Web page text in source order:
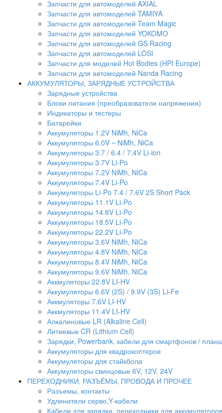
Запчасти для автомоделей AXIAL
Запчасти для автомоделей TAMIYA
Запчасти для автомоделей Team Magic
Запчасти для автомоделей YOKOMO
Запчасти для автомоделей GS Racing
Запчасти для автомоделей LOSI
Запчасти для моделей Hot Bodies (HPI Europe)
Запчасти для автомоделей Nanda Racing
АККУМУЛЯТОРЫ, ЗАРЯДНЫЕ УСТРОЙСТВА
Зарядные устройства
Блоки питания (преобразователи напряжения)
Индикаторы и тестеры
Батарейки
Аккумуляторы 1.2V NiMh, NiCa
Аккумуляторы 6.0V ~ NiMh, NiCa
Аккумуляторы 3.7 / 6.4 / 7.4V Li-ion
Аккумуляторы 3.7V Li-Po
Аккумуляторы 7.2V NiMh, NiCa
Аккумуляторы 7.4V Li-Po
Аккумуляторы Li-Po 7.4 / 7.6V 2S Short Pack
Аккумуляторы 11.1V Li-Po
Аккумуляторы 14.8V Li-Po
Аккумуляторы 18.5V Li-Po
Аккумуляторы 22.2V Li-Po
Аккумуляторы 3.6V NiMh, NiCa
Аккумуляторы 4.8V NiMh, NiCa
Аккумуляторы 8.4V NiMh, NiCa
Аккумуляторы 9.6V NiMh, NiCa
Аккмуляторы 22.8V LI-HV
Аккумуляторы 6.6V (2S) / 9.9V (3S) Li-Fe
Аккмуляторы 7.6V LI-HV
Аккмуляторы 11.4V LI-HV
Алкалиновые LR (Alkaline Cell)
Литиевые CR (Lithium Сell)
Зарядки, Powerbank, кабели для смартфонов /
Аккумуляторы для квадрокоптеров
Аккумуляторы для стайкбола
Аккумуляторы свинцовые 6V, 12V, 24V
ПЕРЕХОДНИКИ, РАЗЪЁМЫ, ПРОВОДА И ПРОЧЕЕ
Разъемы, контакты
Удлинители серво,Y-кабели
Кабели для зарядки, переходники для аккумуляторов